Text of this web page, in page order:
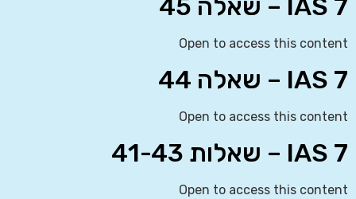
Open to access this content
IAS 7 – שאלה 44
Open to access this content
IAS 7 – שאלות 41-43
Open to access this content